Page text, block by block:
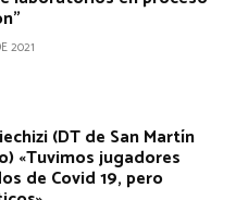
2021
(DT de San Martín
«Tuvimos jugadores
de Covid 19, pero